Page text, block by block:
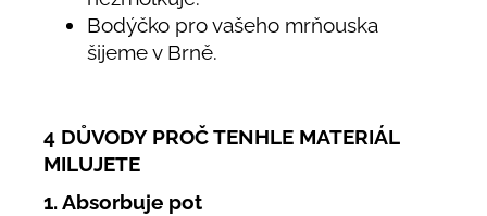
Bodýčko pro vašeho mrňouska
šijeme v Brně.
4 DŮVODY PROČ TENHLE MATERIÁL
MILUJETE
1. Absorbuje pot